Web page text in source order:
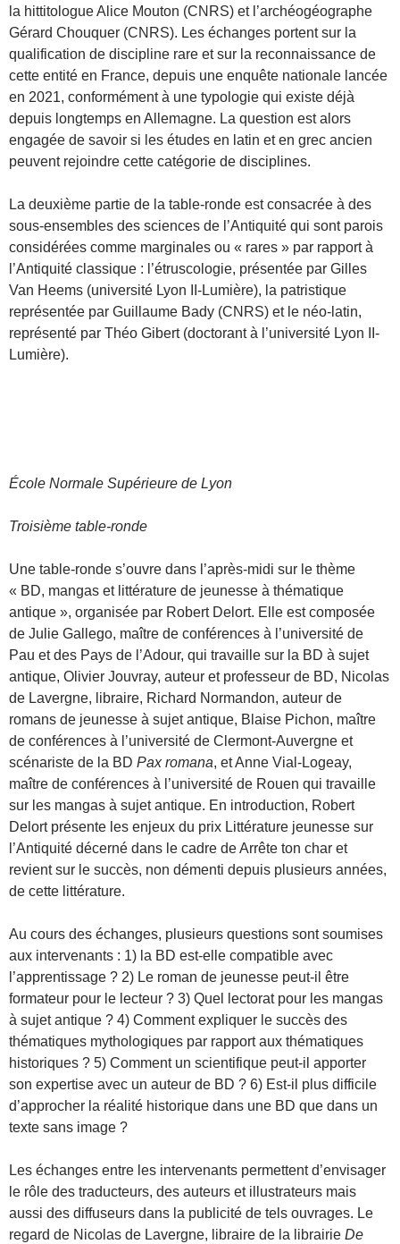
la hittitologue Alice Mouton (CNRS) et l’archéogéographe
Gérard Chouquer (CNRS). Les échanges portent sur la
qualification de discipline rare et sur la reconnaissance de
cette entité en France, depuis une enquête nationale lancée
en 2021, conformément à une typologie qui existe déjà
depuis longtemps en Allemagne. La question est alors
engagée de savoir si les études en latin et en grec ancien
peuvent rejoindre cette catégorie de disciplines.
La deuxième partie de la table-ronde est consacrée à des
sous-ensembles des sciences de l’Antiquité qui sont parois
considérées comme marginales ou « rares » par rapport à
l’Antiquité classique : l’étruscologie, présentée par Gilles
Van Heems (université Lyon II-Lumière), la patristique
représentée par Guillaume Bady (CNRS) et le néo-latin,
représenté par Théo Gibert (doctorant à l’université Lyon II-
Lumière).
École Normale Supérieure de Lyon
Troisième table-ronde
Une table-ronde s’ouvre dans l’après-midi sur le thème
« BD, mangas et littérature de jeunesse à thématique
antique », organisée par Robert Delort. Elle est composée
de Julie Gallego, maître de conférences à l’université de
Pau et des Pays de l’Adour, qui travaille sur la BD à sujet
antique, Olivier Jouvray, auteur et professeur de BD, Nicolas
de Lavergne, libraire, Richard Normandon, auteur de
romans de jeunesse à sujet antique, Blaise Pichon, maître
de conférences à l’université de Clermont-Auvergne et
scénariste de la BD Pax romana, et Anne Vial-Logeay,
maître de conférences à l’université de Rouen qui travaille
sur les mangas à sujet antique. En introduction, Robert
Delort présente les enjeux du prix Littérature jeunesse sur
l’Antiquité décerné dans le cadre de Arrête ton char et
revient sur le succès, non démenti depuis plusieurs années,
de cette littérature.
Au cours des échanges, plusieurs questions sont soumises
aux intervenants : 1) la BD est-elle compatible avec
l’apprentissage ? 2) Le roman de jeunesse peut-il être
formateur pour le lecteur ? 3) Quel lectorat pour les mangas
à sujet antique ? 4) Comment expliquer le succès des
thématiques mythologiques par rapport aux thématiques
historiques ? 5) Comment un scientifique peut-il apporter
son expertise avec un auteur de BD ? 6) Est-il plus difficile
d’approcher la réalité historique dans une BD que dans un
texte sans image ?
Les échanges entre les intervenants permettent d’envisager
le rôle des traducteurs, des auteurs et illustrateurs mais
aussi des diffuseurs dans la publicité de tels ouvrages. Le
regard de Nicolas de Lavergne, libraire de la librairie De